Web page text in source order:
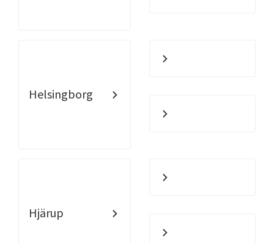
Helsingborg
Hjärup